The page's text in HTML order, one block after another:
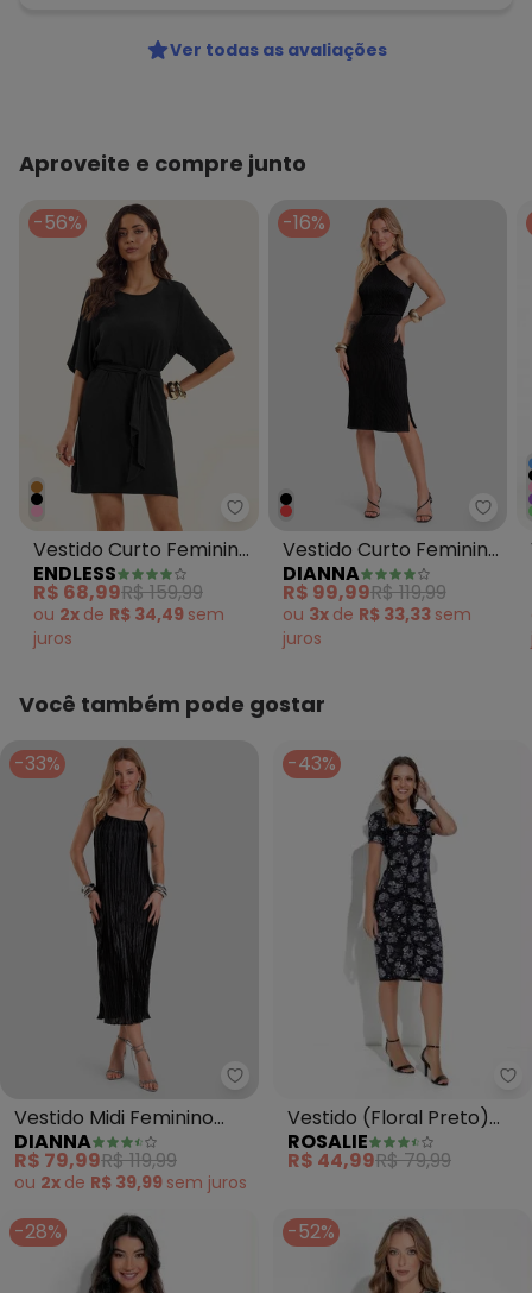
Ver todas as avaliações
Aproveite e compre junto
-56%
Endless - Vestido Curto
Vestido Curto Feminino
com Cinto Preto
ENDLESS
R$ 68,99R$ 159,99
ou 2x de R$ 34,49 sem
juros
-16%
Vestido Curto Feminino
Texturizado Fluído
Preto
DIANNA
R$ 99,99R$ 119,99
ou 3x de R$ 33,33 sem
juros
Você também pode gostar
-33%
Dianna - Vestido Midi Feminino
Vestido Midi Feminino
Plissado de Alça (Preto)
DIANNA
R$ 79,99R$ 119,99
ou 2x de R$ 39,99 sem juros
-43%
Vestido (Floral Preto)
Franzido
ROSALIE
R$ 44,99R$ 79,99
-28% -52%